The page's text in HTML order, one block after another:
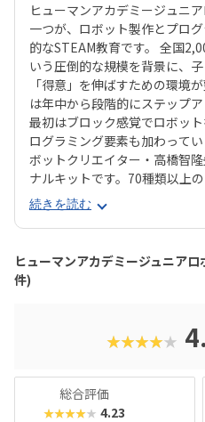
ヒューマンアカデミージュニ
一つが、ロボット製作とプロ
的なSTEAM教育です。 全国
いう圧倒的な規模を背景に、
「得意」を伸ばすための環境
は年中から段階的にステップ
最初はブロック感覚でロボッ
ログラミング要素も加わって
ボットクリエイター・高橋智
ナルキットです。70種類以上
で、飽きずに続けやすい点も特
は、ロボットを完成させる「基
に挑戦する「応用実践」を繰
回、新しい達成感と成長を実
す。 自ら考え、試行錯誤しな
創造力や論理的思考力を育む
続きを読む
ヒューマンアカデミージュニア
件)
★★★★★
総合評価
★★★★★ 4.23